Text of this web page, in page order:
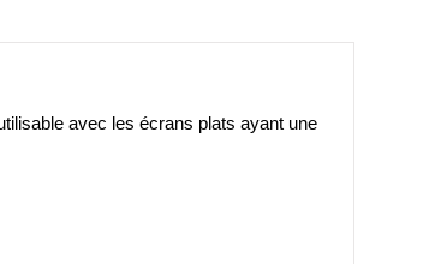
avec les écrans plats ayant une